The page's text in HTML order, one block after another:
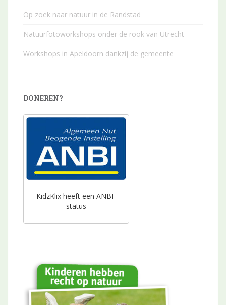
Op zoek naar natuur in de Randstad
Natuurfotoworkshops onder de rook van Utrecht
Workshops in Apeldoorn dankzij de gemeente
DONEREN?
KidzKlix heeft een ANBI-
status